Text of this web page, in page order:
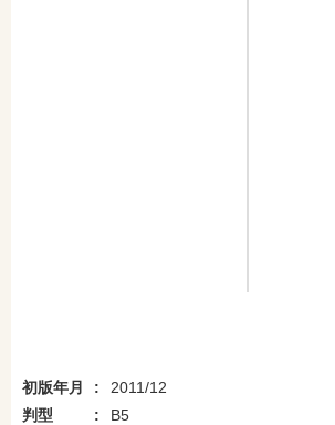
初版年月
2011/12
判型
B5